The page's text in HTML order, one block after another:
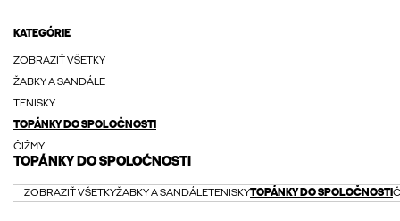
KATEGÓRIE
ZOBRAZIŤ VŠETKY
ŽABKY A SANDÁLE
TENISKY
TOPÁNKY DO SPOLOČNOSTI
ČIŽMY
TOPÁNKY DO SPOLOČNOSTI
ZOBRAZIŤ VŠETKYŽABKY A SANDÁLETENISKYTOPÁNKY DO SPOLOČNOSTI